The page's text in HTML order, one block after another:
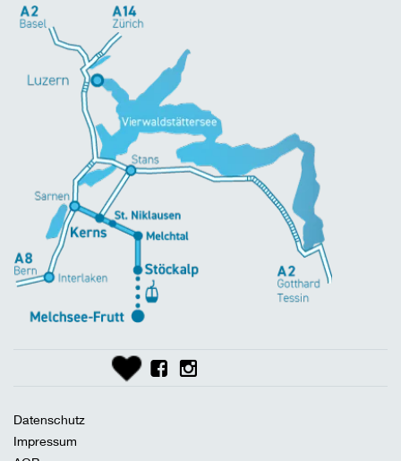
Datenschutz
Impressum